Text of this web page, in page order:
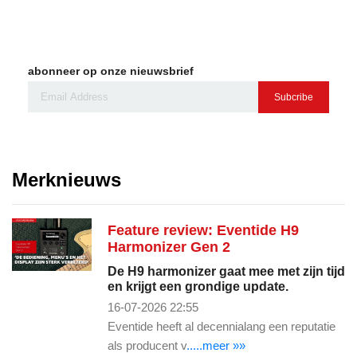
abonneer op onze nieuwsbrief
Subcribe
Merknieuws
Feature review: Eventide H9
Harmonizer Gen 2
De H9 harmonizer gaat mee met zijn tijd
en krijgt een grondige update.
16-07-2026 22:55
Eventide heeft al decennialang een reputatie
als producent v.....meer »»